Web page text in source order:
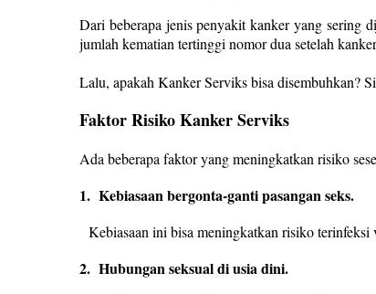
Dari beberapa jenis penyakit kanker yang sering
jumlah kematian tertinggi nomor dua setelah
Lalu, apakah Kanker Serviks bisa disembuhkan?
Faktor Risiko Kanker Serviks
Ada beberapa faktor yang meningkatkan risiko
1. Kebiasaan bergonta-ganti pasangan seks.
Kebiasaan ini bisa meningkatkan risiko
2. Hubungan seksual di usia dini.